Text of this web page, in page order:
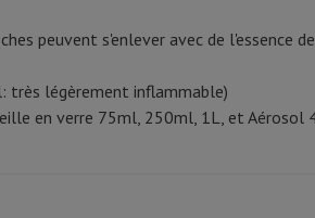
peuvent s'enlever avec de l'essence
très légèrement inflammable)
en verre 75ml, 250ml, 1L, et Aérosol